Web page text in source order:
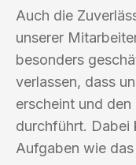
Auch die
unserer
besonders
verlassen, dass
erscheint und
durchführt. Dabei
Aufgaben wie